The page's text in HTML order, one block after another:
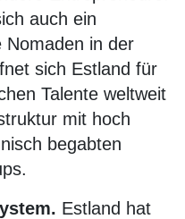
auch ein
Nomaden in der
sich Estland für
Talente weltweit
mit hoch
begabten
Estland hat